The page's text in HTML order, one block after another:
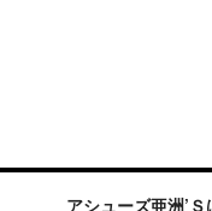
アシューズ亜洲’